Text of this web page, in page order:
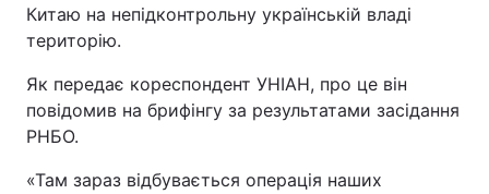
Економіка Світ
Спорт Наука
Техно і зв'язок Лайт
Зброя Інциденти
Китаю на непідконтрольну українській владі
територію.
Як передає кореспондент УНІАН, про це він
повідомив на брифінгу за результатами засідання
РНБО.
«Там зараз відбувається операція наших